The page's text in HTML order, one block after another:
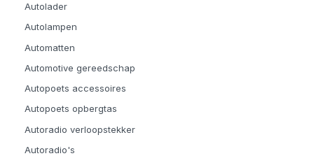
Autolader
Autolampen
Automatten
Automotive gereedschap
Autopoets accessoires
Autopoets opbergtas
Autoradio verloopstekker
Autoradio's